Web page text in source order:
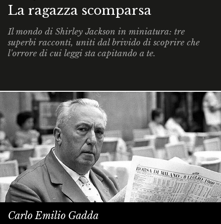
La ragazza scomparsa
Il mondo di Shirley Jackson in miniatura: tre
superbi racconti, uniti dal brivido di scoprire che
l'orrore di cui leggi sta capitando a te.
Carlo Emilio Gadda